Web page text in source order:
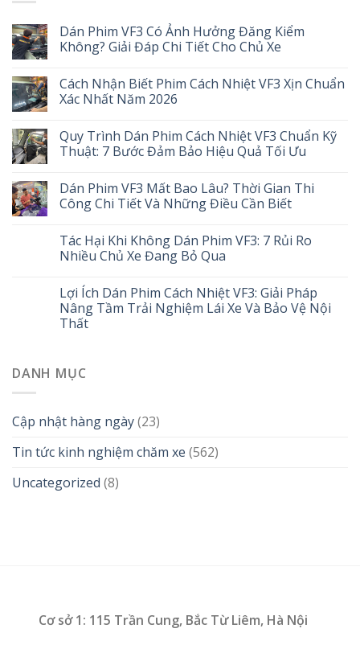
Dán Phim VF3 Có Ảnh Hưởng Đăng Kiểm
Không? Giải Đáp Chi Tiết Cho Chủ Xe
Cách Nhận Biết Phim Cách Nhiệt VF3 Xịn Chuẩn
Xác Nhất Năm 2026
Quy Trình Dán Phim Cách Nhiệt VF3 Chuẩn Kỹ
Thuật: 7 Bước Đảm Bảo Hiệu Quả Tối Ưu
Dán Phim VF3 Mất Bao Lâu? Thời Gian Thi
Công Chi Tiết Và Những Điều Cần Biết
Tác Hại Khi Không Dán Phim VF3: 7 Rủi Ro
Nhiều Chủ Xe Đang Bỏ Qua
Lợi Ích Dán Phim Cách Nhiệt VF3: Giải Pháp
Nâng Tầm Trải Nghiệm Lái Xe Và Bảo Vệ Nội
Thất
DANH MỤC
Cập nhật hàng ngày(23)
Tin tức kinh nghiệm chăm xe (562)
Uncategorized (8)
Cơ sở 1: 115 Trần Cung, Bắc Từ Liêm, Hà Nội